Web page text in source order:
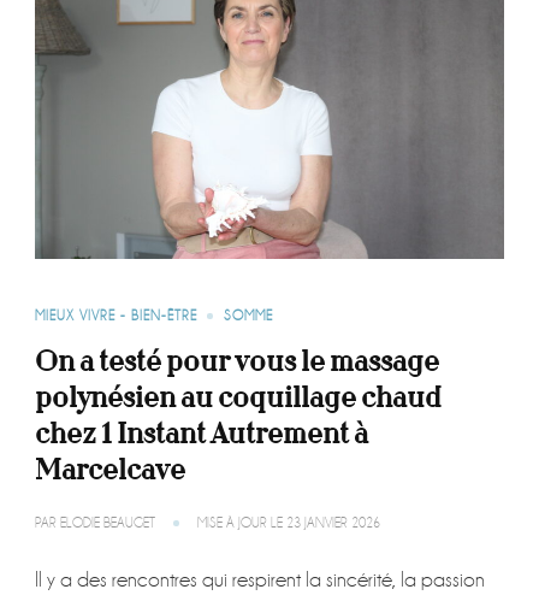
MIEUX VIVRE - BIEN-ÊTRE SOMME
On a testé pour vous le massage
polynésien au coquillage chaud
chez 1 Instant Autrement à
Marcelcave
PAR ELODIE BEAUGET MISE À JOUR LE 23 JANVIER 2026
Il y a des rencontres qui respirent la sincérité, la passion